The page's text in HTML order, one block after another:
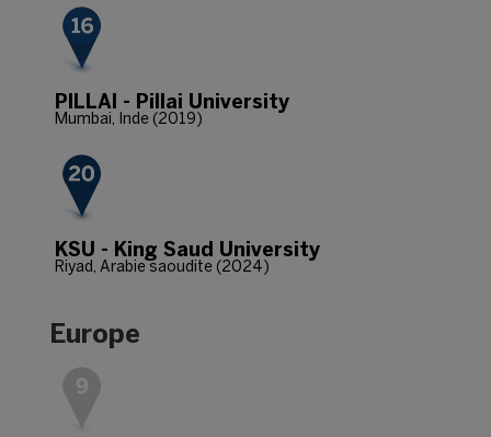
PILLAI - Pillai University
Mumbai, Inde (2019)
KSU - King Saud University
Riyad, Arabie saoudite (2024)
Europe